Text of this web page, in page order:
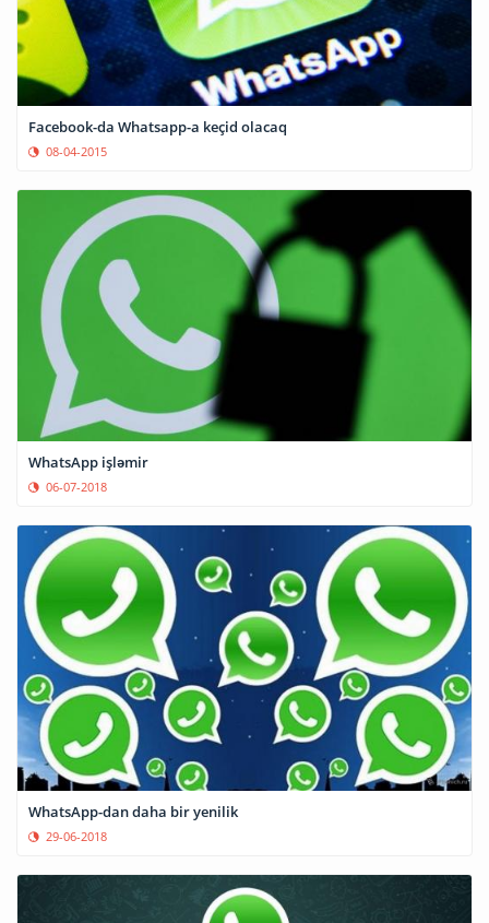
Facebook-da Whatsapp-a keçid olacaq
08-04-2015
WhatsApp işləmir
06-07-2018
WhatsApp-dan daha bir yenilik
29-06-2018